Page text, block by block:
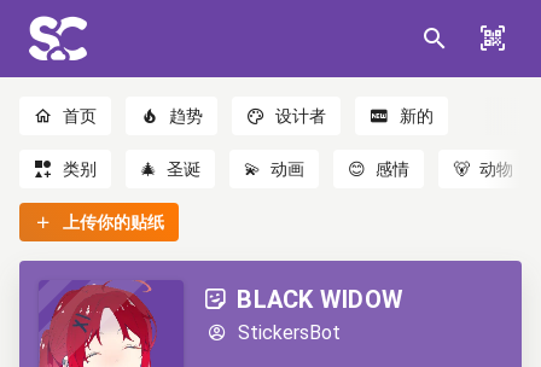
首页 趋势 设计者 新的
类别 🎄 圣诞 💫 动画 😊 感情 🐻 动物
上传你的贴纸
BLACK WIDOW
StickersBot